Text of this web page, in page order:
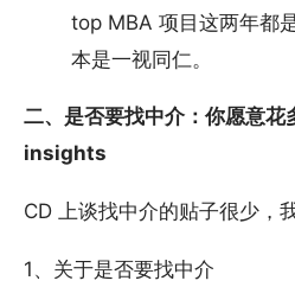
top MBA 项目这两年都
本是一视同仁。
二、是否要找中介：你愿意花
insights
CD 上谈找中介的贴子很少，
1、关于是否要找中介